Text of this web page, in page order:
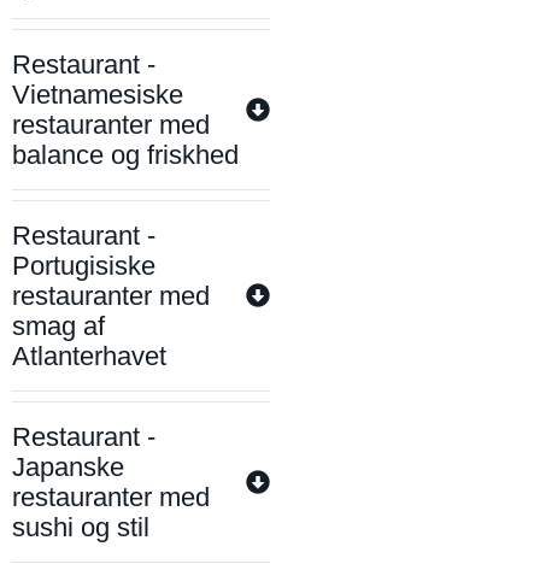
Restaurant -
Vietnamesiske
restauranter med
balance og friskhed
Restaurant -
Portugisiske
restauranter med
smag af
Atlanterhavet
Restaurant -
Japanske
restauranter med
sushi og stil